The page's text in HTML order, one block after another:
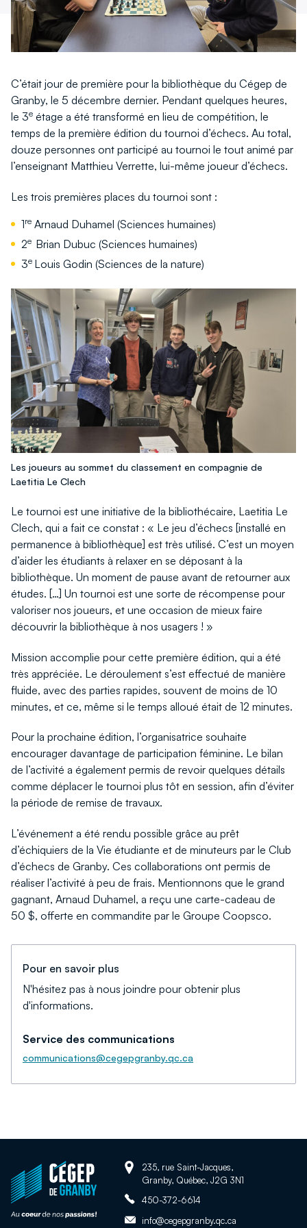
C’était jour de première pour la bibliothèque du Cégep de
Granby, le 5 décembre dernier. Pendant quelques heures,
le 3e étage a été transformé en lieu de compétition, le
temps de la première édition du tournoi d’échecs. Au total,
douze personnes ont participé au tournoi le tout animé par
l’enseignant Matthieu Verrette, lui-même joueur d’échecs.
Les trois premières places du tournoi sont :
1re Arnaud Duhamel (Sciences humaines)
2e Brian Dubuc (Sciences humaines)
3e Louis Godin (Sciences de la nature)
Les joueurs au sommet du classement en compagnie de
Laetitia Le Clech
Le tournoi est une initiative de la bibliothécaire, Laetitia Le
Clech, qui a fait ce constat : « Le jeu d’échecs [installé en
permanence à bibliothèque] est très utilisé. C’est un moyen
d’aider les étudiants à relaxer en se déposant à la
bibliothèque. Un moment de pause avant de retourner aux
études. […] Un tournoi est une sorte de récompense pour
valoriser nos joueurs, et une occasion de mieux faire
découvrir la bibliothèque à nos usagers ! »
Mission accomplie pour cette première édition, qui a été
très appréciée. Le déroulement s’est effectué de manière
fluide, avec des parties rapides, souvent de moins de 10
minutes, et ce, même si le temps alloué était de 12 minutes.
Pour la prochaine édition, l’organisatrice souhaite
encourager davantage de participation féminine. Le bilan
de l’activité a également permis de revoir quelques détails
comme déplacer le tournoi plus tôt en session, afin d’éviter
la période de remise de travaux.
L’événement a été rendu possible grâce au prêt
d’échiquiers de la Vie étudiante et de minuteurs par le Club
d’échecs de Granby. Ces collaborations ont permis de
réaliser l’activité à peu de frais. Mentionnons que le grand
gagnant, Arnaud Duhamel, a reçu une carte-cadeau de
50 $, offerte en commandite par le Groupe Coopsco.
Pour en savoir plus
N'hésitez pas à nous joindre pour obtenir plus
d'informations.
Service des communications
communications@cegepgranby.qc.ca
Retour
à
page
Adresse:235, rue Saint-Jacques,
Granby, Québec, J2G 3N1
Téléphone:
450-372-6614
Adresse
info@cegepgranby.qc.ca